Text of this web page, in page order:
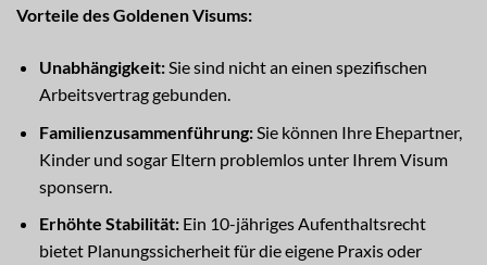
Vorteile des Goldenen Visums:
Unabhängigkeit:Sie sind nicht an einen spezifischen
Arbeitsvertrag gebunden.
Familienzusammenführung:Sie können Ihre Ehepartner,
Kinder und sogar Eltern problemlos unter Ihrem Visum
sponsern.
Erhöhte Stabilität:Ein 10-jähriges Aufenthaltsrecht
bietet Planungssicherheit für die eigene Praxis oder